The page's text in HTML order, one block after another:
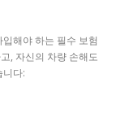
해야 하는 필수 보험
, 자신의 차량 손해도
다: